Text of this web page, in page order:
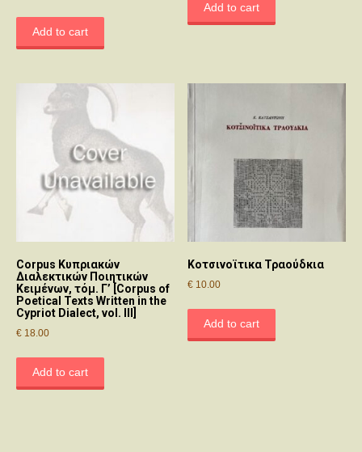
Add to cart
Add to cart
Corpus Κυπριακών
Διαλεκτικών Ποιητικών
Κειμένων, τόμ. Γ’ [Corpus of
Poetical Texts Written in the
Cypriot Dialect, vol. III]
€ 18.00
Add to cart
Κοτσινοϊτικα Τραούδκια
€ 10.00
Add to cart